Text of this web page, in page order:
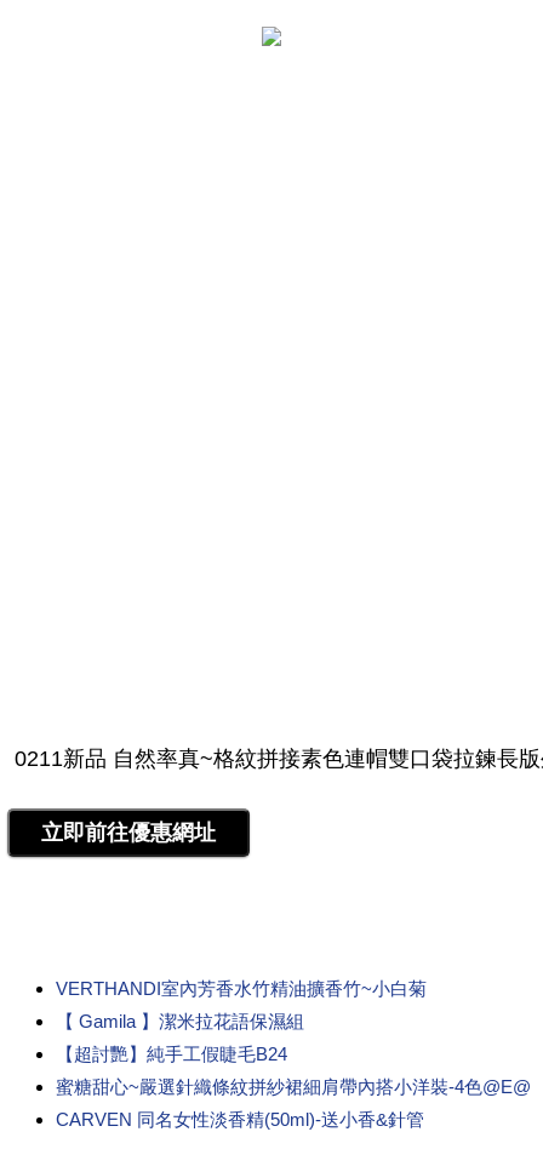
VERTHANDI室內芳香水竹精油擴香竹~小白菊
【 Gamila 】潔米拉花語保濕組
【超討艷】純手工假睫毛B24
蜜糖甜心~嚴選針織條紋拼紗裙細肩帶內搭小洋裝-4色@E@
CARVEN 同名女性淡香精(50ml)-送小香&針管